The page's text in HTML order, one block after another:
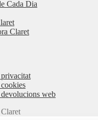
Cada Dia
Claret
web